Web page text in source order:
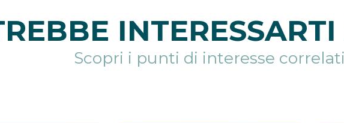
Scopri i punti di interesse correlati